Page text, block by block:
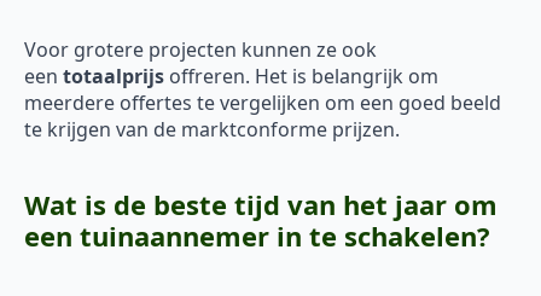
Voor grotere projecten kunnen ze ook
een totaalprijs offreren. Het is belangrijk om
meerdere offertes te vergelijken om een goed beeld
te krijgen van de marktconforme prijzen.
Wat is de beste tijd van het jaar om
een tuinaannemer in te schakelen?